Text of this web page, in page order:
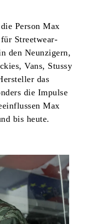
Person Max
Streetwear-
den Neunzigern,
Vans, Stussy
das
die Impulse
Max
bis heute.